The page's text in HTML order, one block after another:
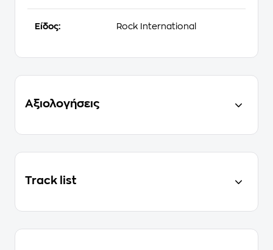
Είδος: Rock International
Αξιολογήσεις
Track list